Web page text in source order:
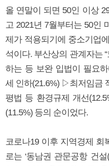
올 연말이 되면 50인 이상
고 2021년 7월부터는 50인
제가 적용되기에 중소기업
석이다. 부산상의 관계자는
하는 등 보완 입법이 필요
세 인하(21.6%) ▷최저임금
평법 등 환경규제 개선
(11.5%) 등의 순이었다.
코로나19 이후 지역경제 회
로는 ‘동남권 관문공항 건